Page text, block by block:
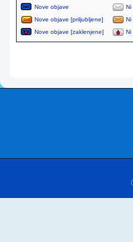
Nove objave Ni
Nove objave [priljubljene]
Ni
Nove objave [zaklenjene]
Ni